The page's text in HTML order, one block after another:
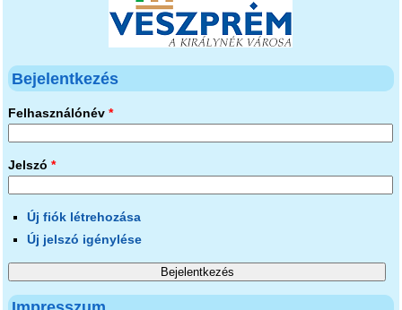
Bejelentkezés
Felhasználónév *
Jelszó *
Új fiók létrehozása
Új jelszó igénylése